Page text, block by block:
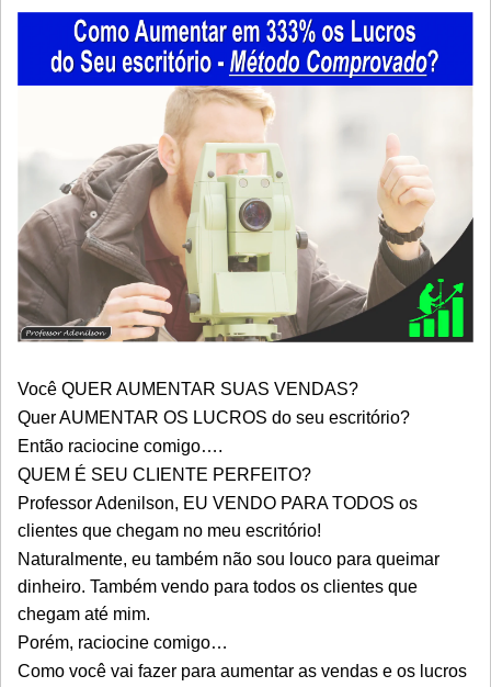
Você QUER AUMENTAR SUAS VENDAS?
Quer AUMENTAR OS LUCROS do seu escritório?
Então raciocine comigo….
QUEM É SEU CLIENTE PERFEITO?
Professor Adenilson, EU VENDO PARA TODOS os
clientes que chegam no meu escritório!
Naturalmente, eu também não sou louco para queimar
dinheiro. Também vendo para todos os clientes que
chegam até mim.
Porém, raciocine comigo…
Como você vai fazer para aumentar as vendas e os lucros